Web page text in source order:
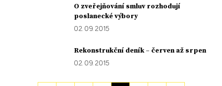
O zveřejňování smluv rozhodují
poslanecké výbory
02. 09. 2015
Rekonstrukční deník – červen až srpen
02. 09. 2015